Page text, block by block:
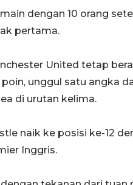
dengan 10 orang
pertama.
United tetap
unggul satu angka
di urutan kelima.
naik ke posisi ke-12
Inggris.